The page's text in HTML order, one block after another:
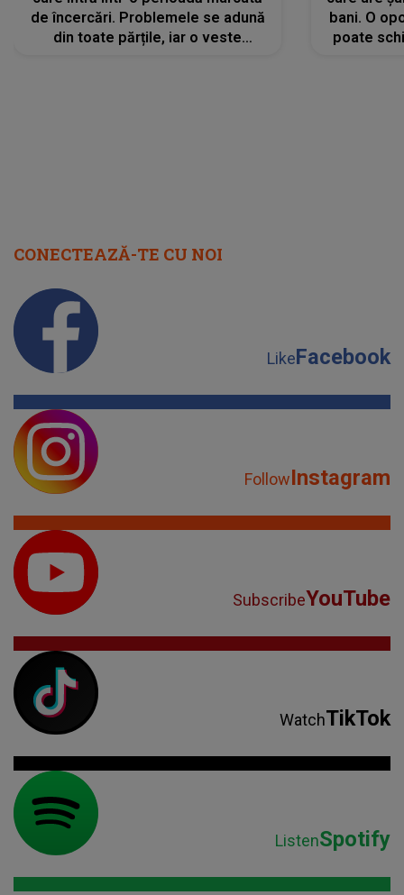
de încercări. Problemele se adună
din toate părțile, iar o veste
bani. O
poate
CONECTEAZĂ-TE CU NOI
LikeFacebook
FollowInstagram
SubscribeYouTube
WatchTikTok
ListenSpotify